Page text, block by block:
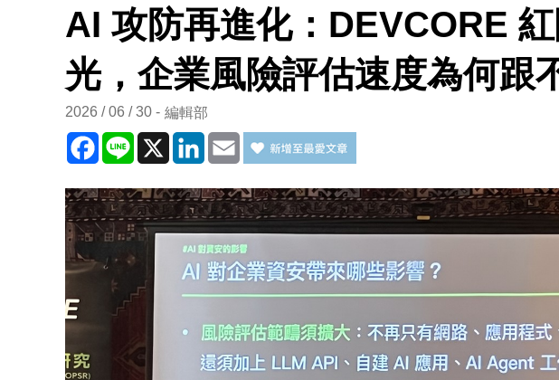
AI 攻防再進化：DEVCORE
光，企業風險評估速度為何跟
2026 / 06 / 30 編輯部
Facebook
Line X LinkedInEmail